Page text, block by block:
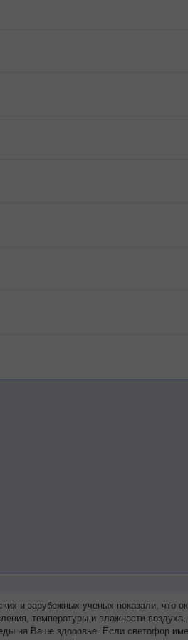
и зарубежных ученых показали, что
температуры и влажности
на Ваше здоровье. Если светофор